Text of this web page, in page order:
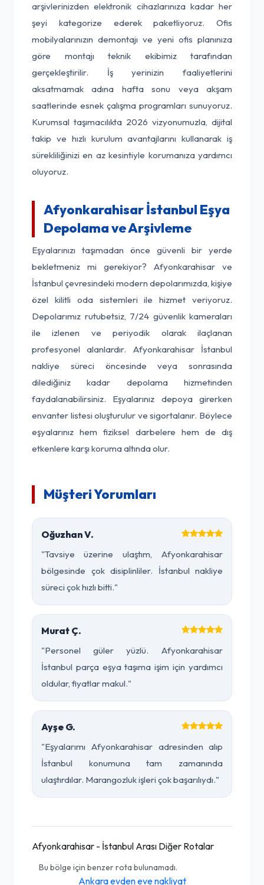
arşivlerinizden elektronik cihazlarınıza kadar her
şeyi kategorize ederek paketliyoruz. Ofis
mobilyalarınızın demontajı ve yeni ofis planınıza
göre montajı teknik ekibimiz tarafından
gerçekleştirilir. İş yerinizin faaliyetlerini
aksatmamak adına hafta sonu veya akşam
saatlerinde esnek çalışma programları sunuyoruz.
Kurumsal taşımacılıkta 2026 vizyonumuzla, dijital
takip ve hızlı kurulum avantajlarını kullanarak iş
sürekliliğinizi en az kesintiyle korumanıza yardımcı
oluyoruz.
Afyonkarahisar İstanbul Eşya
Depolama ve Arşivleme
Eşyalarınızı taşımadan önce güvenli bir yerde
bekletmeniz mi gerekiyor? Afyonkarahisar ve
İstanbul çevresindeki modern depolarımızda, kişiye
özel kilitli oda sistemleri ile hizmet veriyoruz.
Depolarımız rutubetsiz, 7/24 güvenlik kameraları
ile izlenen ve periyodik olarak ilaçlanan
profesyonel alanlardır. Afyonkarahisar İstanbul
nakliye süreci öncesinde veya sonrasında
dilediğiniz kadar depolama hizmetinden
faydalanabilirsiniz. Eşyalarınız depoya girerken
envanter listesi oluşturulur ve sigortalanır. Böylece
eşyalarınız hem fiziksel darbelere hem de dış
etkenlere karşı koruma altında olur.
Müşteri Yorumları
Oğuzhan V.
"Tavsiye üzerine ulaştım, Afyonkarahisar
bölgesinde çok disiplinliler. İstanbul nakliye
süreci çok hızlı bitti."
Murat Ç.
"Personel güler yüzlü. Afyonkarahisar
İstanbul parça eşya taşıma işim için yardımcı
oldular, fiyatlar makul."
Ayşe G.
"Eşyalarımı Afyonkarahisar adresinden alıp
İstanbul konumuna tam zamanında
ulaştırdılar. Marangozluk işleri çok başarılıydı."
Afyonkarahisar - İstanbul Arası Diğer Rotalar
Bu bölge için benzer rota bulunamadı.
Ankara evden eve nakliyat